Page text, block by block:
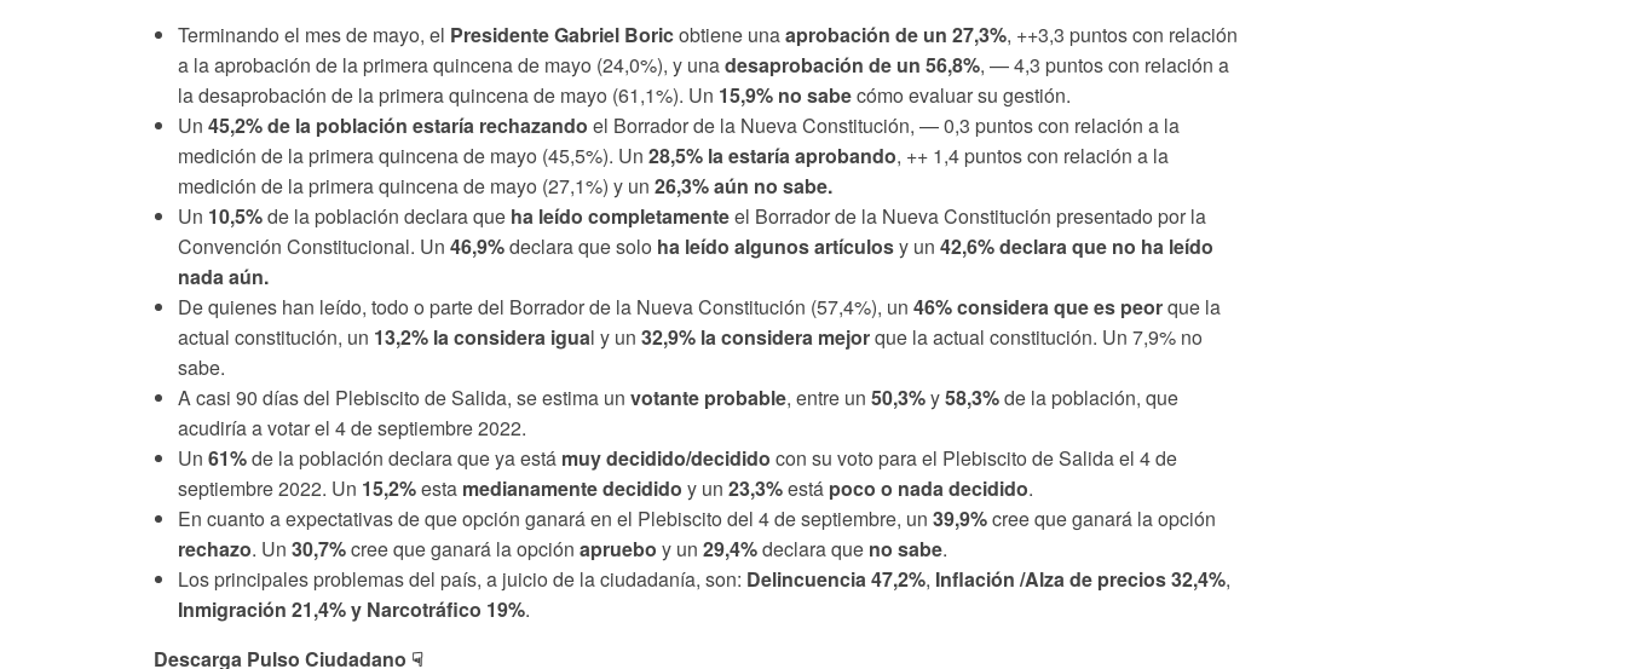
Terminando el mes de mayo, el Presidente Gabriel Boricobtiene unaaprobación de un 27,3%, ++3,3 puntos con relación
a la aprobación de la primera quincena de mayo (24,0%), y unadesaprobación de un 56,8%, — 4,3 puntos con relación a
la desaprobación de la primera quincena de mayo (61,1%). Un 15,9% no sabecómo evaluar su gestión.
Un 45,2% de la población estaría rechazando el Borrador de la Nueva Constitución, — 0,3 puntos con relación a la
medición de la primera quincena de mayo (45,5%). Un 28,5% la estaría aprobando, ++ 1,4 puntos con relación a la
medición de la primera quincena de mayo (27,1%) y un 26,3% aún no sabe.
Un 10,5%de la población declara que ha leído completamenteel Borrador de la Nueva Constitución presentado por la
Convención Constitucional. Un 46,9%declara que solo ha leído algunos artículosy un 42,6% declara que no ha leído
nada aún.
De quienes han leído, todo o parte del Borrador de la Nueva Constitución (57,4%), un 46% considera que es peorque la
actual constitución, un 13,2% la considera igual y un 32,9% la considera mejorque la actual constitución. Un 7,9% no
sabe.
A casi 90 días del Plebiscito de Salida, se estima un votante probable, entre un 50,3%y58,3%de la población, que
acudiría a votar el 4 de septiembre 2022.
Un 61%de la población declara que ya está muy decidido/decidido con su voto para el Plebiscito de Salida el 4 de
septiembre 2022. Un 15,2%esta medianamente decidido y un 23,3%está poco o nada decidido.
En cuanto a expectativas de que opción ganará en el Plebiscito del 4 de septiembre, un 39,9%cree que ganará la opción
rechazo. Un 30,7%cree que ganará la opción apruebo y un 29,4%declara que no sabe.
Los principales problemas del país, a juicio de la ciudadanía, son: Delincuencia 47,2%, Inflación /Alza de precios 32,4%,
Inmigración 21,4% y Narcotráfico 19%.
Descarga Pulso Ciudadano ☟